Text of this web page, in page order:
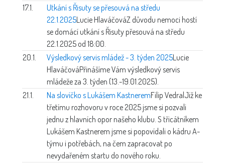
17.1.
Utkání s Řisuty se přesouvá na středu
22.1.2025Lucie HlaváčováZ důvodu nemoci hostí
se domácí utkání s Řisuty přesouvá na středu
22.1.2025 od 18:00.
20.1.
Výsledkový servis mládež - 3. týden 2025Lucie
HlaváčováPřinášíme Vám výsledkový servis
mládeže za 3. týden (13.-19.01.2025).
21.1.
Na slovíčko s Lukášem KastneremFilip VedralJiž ke
třetímu rozhovoru v roce 2025 jsme si pozvali
jednu z hlavních opor našeho klubu. S třicátníkem
Lukášem Kastnerem jsme si popovídali o kádru A-
týmu i potřebách, na čem zapracovat po
nevydařeném startu do nového roku.